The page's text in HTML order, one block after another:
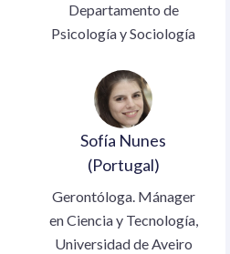
Departamento de
Psicología y Sociología
Sofía Nunes
(Portugal)
Gerontóloga. Mánager
en Ciencia y Tecnología,
Universidad de Aveiro